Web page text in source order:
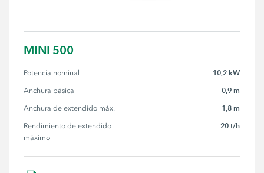
MINI 500
Potencia nominal 10,2 kW
Anchura básica 0,9 m
Anchura de extendido máx. 1,8 m
Rendimiento de extendido
máximo
20 t/h